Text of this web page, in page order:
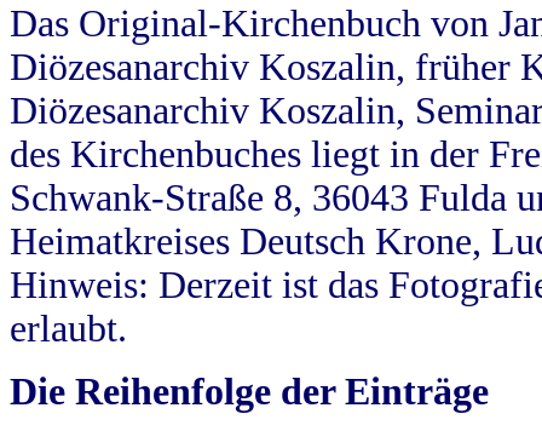
Das Original-Kirchenbuch von
Diözesanarchiv Koszalin, früher
Diözesanarchiv Koszalin,
des Kirchenbuches liegt in der
Schwank-Straße 8, 36043 Fulda
Heimatkreises Deutsch Krone,
Hinweis: Derzeit ist das
erlaubt.
Die Reihenfolge der Einträge